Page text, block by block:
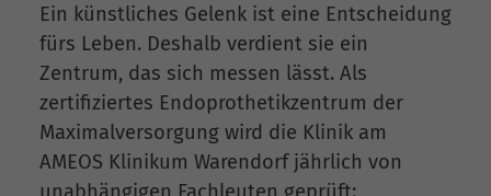
Ein künstliches Gelenk ist eine Entscheidung
fürs Leben. Deshalb verdient sie ein
Zentrum, das sich messen lässt. Als
zertifiziertes Endoprothetikzentrum der
Maximalversorgung wird die Klinik am
AMEOS Klinikum Warendorf jährlich von